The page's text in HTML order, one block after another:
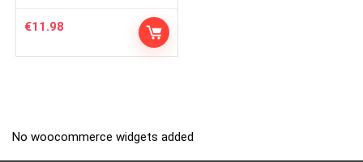
€11.98
No woocommerce widgets added